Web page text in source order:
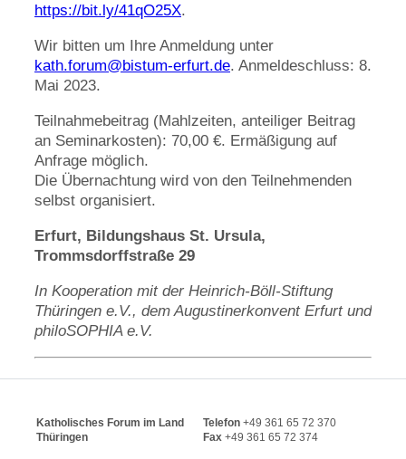
https://bit.ly/41qO25X.
Wir bitten um Ihre Anmeldung unter
kath.forum@bistum-erfurt.de. Anmeldeschluss: 8.
Mai 2023.
Teilnahmebeitrag (Mahlzeiten, anteiliger Beitrag
an Seminarkosten): 70,00 €. Ermäßigung auf
Anfrage möglich.
Die Übernachtung wird von den Teilnehmenden
selbst organisiert.
Erfurt, Bildungshaus St. Ursula,
Trommsdorffstraße 29
In Kooperation mit der Heinrich-Böll-Stiftung
Thüringen e.V., dem Augustinerkonvent Erfurt und
philoSOPHIA e.V.
Katholisches Forum im Land
Thüringen
Telefon +49 361 65 72 370
Fax +49 361 65 72 374